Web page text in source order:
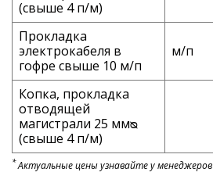
(свыше 4 п/м)
Прокладка
электрокабеля в
гофре свыше 10 м/п
м/п
Копка, прокладка
отводящей
магистрали 25 ммᴓ
(свыше 4 п/м)
*Актуальные цены узнавайте у менеджеров